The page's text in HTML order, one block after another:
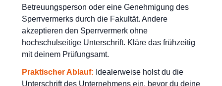
Betreuungsperson oder eine Genehmigung des
Sperrvermerks durch die Fakultät. Andere
akzeptieren den Sperrvermerk ohne
hochschulseitige Unterschrift. Kläre das frühzeitig
mit deinem Prüfungsamt.
Praktischer Ablauf: Idealerweise holst du die
Unterschrift des Unternehmens ein, bevor du deine